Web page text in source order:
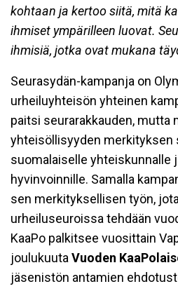
kohtaan ja kertoo siitä, mitä
ihmiset ympärilleen luovat.
ihmisiä, jotka ovat mukana
Seurasydän-kampanja on
urheiluyhteisön yhteinen
paitsi seurarakkauden, mutta
yhteisöllisyyden merkityksen
suomalaiselle yhteiskunnalle
hyvinvoinnille. Samalla
sen merkityksellisen työn,
urheiluseuroissa tehdään
KaaPo palkitsee vuosittain
joulukuuta Vuoden
jäsenistön antamien